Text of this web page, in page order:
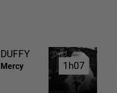
DUFFY
Mercy 1h07
1h07